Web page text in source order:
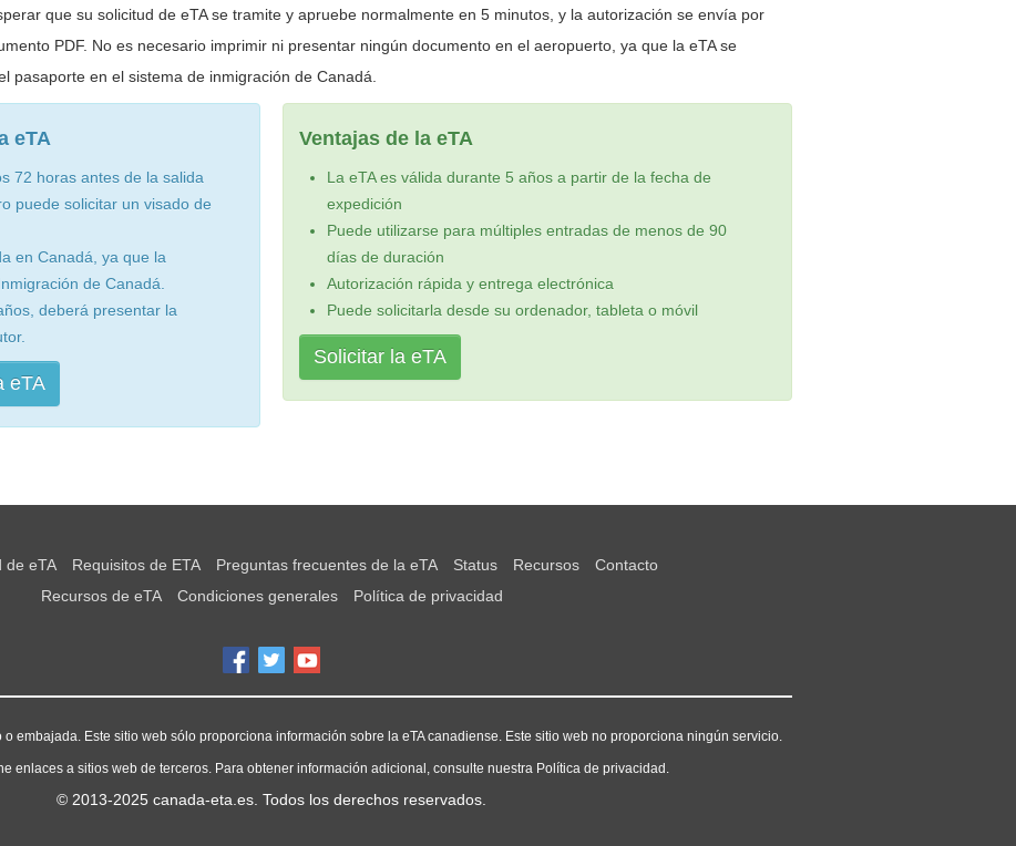
que su solicitud de eTA se tramite y apruebe normalmente en 5 minutos, y la autorización se envía por
PDF. No es necesario imprimir ni presentar ningún documento en el aeropuerto, ya que la eTA se
pasaporte en el sistema de inmigración de Canadá.
eTA
72 horas antes de la salida
puede solicitar un visado de
en Canadá, ya que la
de Canadá.
deberá presentar la
eTA
Ventajas de la eTA
La eTA es válida durante 5 años a partir de la fecha de
expedición
Puede utilizarse para múltiples entradas de menos de 90
días de duración
Autorización rápida y entrega electrónica
Puede solicitarla desde su ordenador, tableta o móvil
Solicitar la eTA
de eTA Requisitos de ETA Preguntas frecuentes de la eTA Status Recursos
Contacto
Recursos de eTA
Condiciones generales Política de privacidad
embajada. Este sitio web sólo proporciona información sobre la eTA canadiense. Este sitio web no proporciona ningún servicio.
enlaces a sitios web de terceros. Para obtener información adicional, consulte nuestra Política de privacidad.
© 2013-2025 canada-eta.es. Todos los derechos reservados.